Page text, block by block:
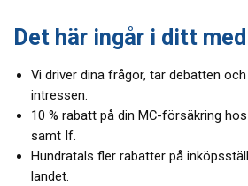
Det här ingår i ditt
Vi driver dina frågor, tar debatten
intressen.
10 % rabatt på din MC-försäkring
samt If.
Hundratals fler rabatter på
landet.